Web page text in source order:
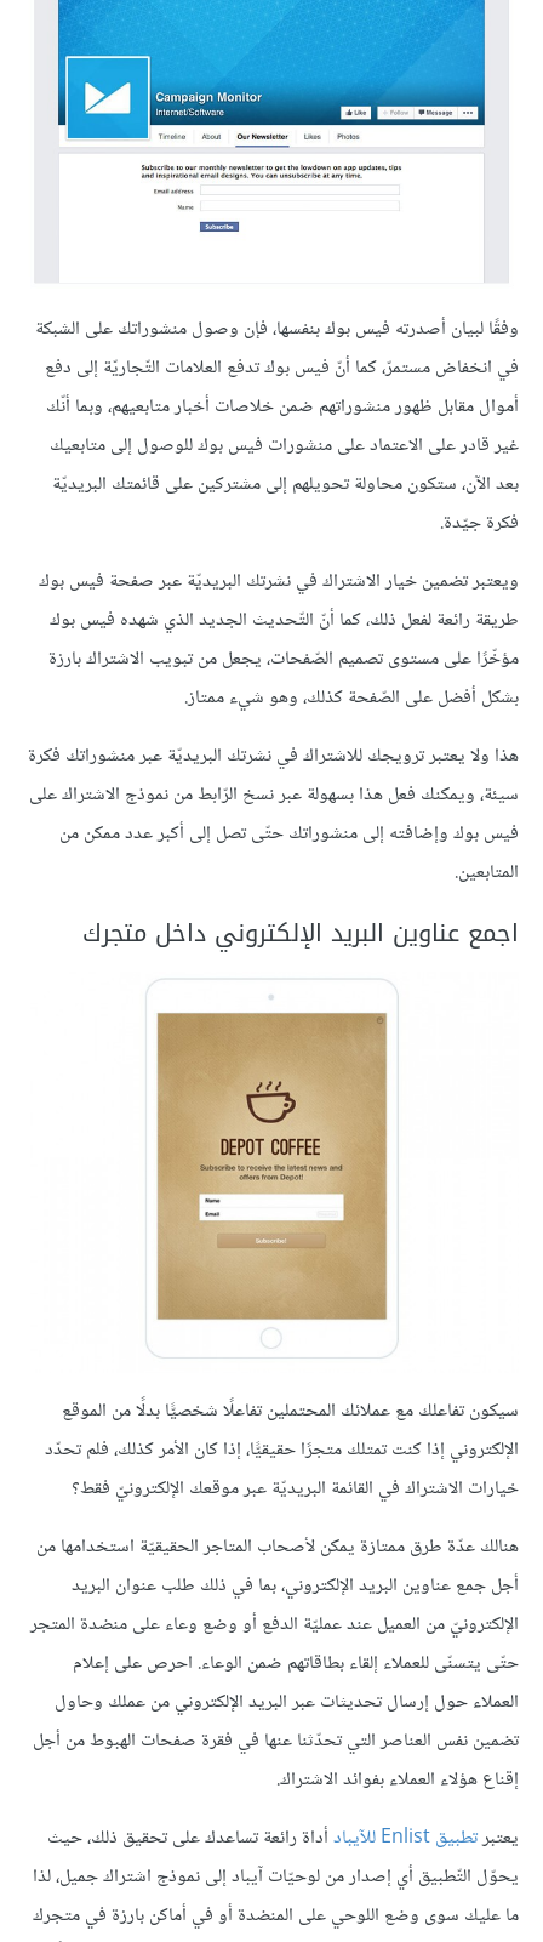
وفقًا لبيان أصدرته فيس بوك بنفسها، فإن وصول منشوراتك على الشبكة
في انخفاض مستمرّ، كما أنّ فيس بوك تدفع العلامات التّجاريّة إلى دفع
أموال مقابل ظهور منشوراتهم ضمن خلاصات أخبار متابعيهم، وبما أنّك
غير قادر على الاعتماد على منشورات فيس بوك للوصول إلى متابعيك
بعد الآن، ستكون محاولة تحويلهم إلى مشتركين على قائمتك البريديّة
فكرة جيّدة.
ويعتبر تضمين خيار الاشتراك في نشرتك البريديّة عبر صفحة فيس بوك
طريقة رائعة لفعل ذلك، كما أنّ التّحديث الجديد الذي شهده فيس بوك
مؤخّرًا على مستوى تصميم الصّفحات، يجعل من تبويب الاشتراك بارزة
بشكل أفضل على الصّفحة كذلك، وهو شيء ممتاز.
هذا ولا يعتبر ترويجك للاشتراك في نشرتك البريديّة عبر منشوراتك فكرة
سيئة، ويمكنك فعل هذا بسهولة عبر نسخ الرّابط من نموذج الاشتراك على
فيس بوك وإضافته إلى منشوراتك حتّى تصل إلى أكبر عدد ممكن من
المتابعين.
اجمع عناوين البريد الإلكتروني داخل متجرك
سيكون تفاعلك مع عملائك المحتملين تفاعلًا شخصيًّا بدلًا من الموقع
الإلكتروني إذا كنت تمتلك متجرًا حقيقيًّا، إذا كان الأمر كذلك، فلم تحدّد
خيارات الاشتراك في القائمة البريديّة عبر موقعك الإلكترونيّ فقط؟
هنالك عدّة طرق ممتازة يمكن لأصحاب المتاجر الحقيقيّة استخدامها من
أجل جمع عناوين البريد الإلكتروني، بما في ذلك طلب عنوان البريد
الإلكترونيّ من العميل عند عمليّة الدفع أو وضع وعاء على منضدة المتجر
حتّى يتسنّى للعملاء إلقاء بطاقاتهم ضمن الوعاء. احرص على إعلام
العملاء حول إرسال تحديثات عبر البريد الإلكتروني من عملك وحاول
تضمين نفس العناصر التي تحدّثنا عنها في فقرة صفحات الهبوط من أجل
إقناع هؤلاء العملاء بفوائد الاشتراك.
يعتبرتطبيقEnlistللآيبادأداة رائعة تساعدك على تحقيق ذلك، حيث
يحوّل التّطبيق أي إصدار من لوحيّات آيباد إلى نموذج اشتراك جميل، لذا
ما عليك سوى وضع اللوحي على المنضدة أو في أماكن بارزة في متجرك